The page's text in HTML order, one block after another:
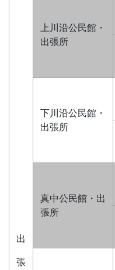
出
張
上川沿公民館・
出張所
下川沿公民館・
出張所
真中公民館・出
張所